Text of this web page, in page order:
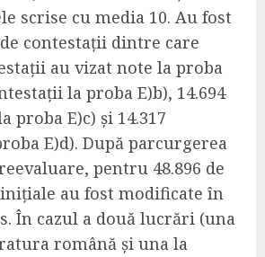
scrise cu media 10. Au fost
de contestații dintre care
au vizat note la proba
la proba E)b), 14.694
proba E)c) și 14.317
E)d). După parcurgerea
pentru 48.896 de
au fost modificate în
În cazul a două lucrări (una
română și una la